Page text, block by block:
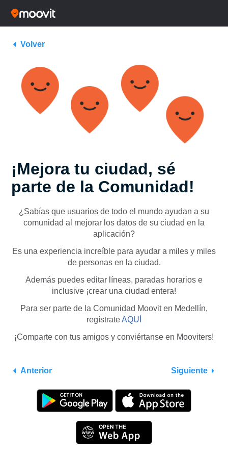
Volver
¡Mejora tu ciudad, sé
parte de la Comunidad!
¿Sabías que usuarios de todo el mundo ayudan a su
comunidad al mejorar los datos de su ciudad en la
aplicación?
Es una experiencia increíble para ayudar a miles y miles
de personas en la ciudad.
Además puedes editar líneas, paradas horarios e
inclusive ¡crear una ciudad entera!
Para ser parte de la Comunidad Moovit en Medellín,
regístrateAQUÍ
¡Comparte con tus amigos y conviértanse en Mooviters!
Anterior Siguiente